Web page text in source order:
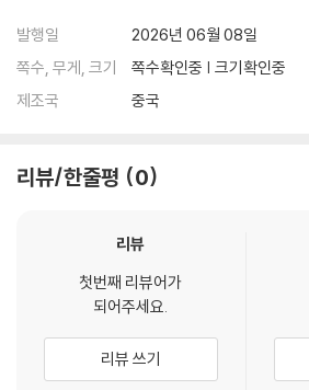
발행일
2026년 06월 08일
쪽수, 무게, 크기
쪽수확인중 | 크기확인중
제조국
중국
리뷰/한줄평 0
리뷰
첫번째 리뷰어가
되어주세요.
리뷰 쓰기